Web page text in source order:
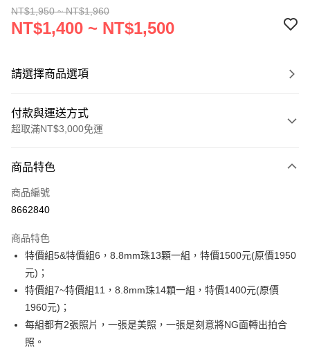
NT$1,950 ~ NT$1,960
NT$1,400 ~ NT$1,500
請選擇商品選項
付款與運送方式
超取滿NT$3,000免運
信用卡一次付款
超商取貨付款
Apple Pay
街口支付
悠遊付
ATM付款
商品特色
商品編號
8662840
商品特色
特價組5&特價組6，8.8mm珠13顆一組，特價1500元(原價1950
元)；
特價組7~特價組11，8.8mm珠14顆一組，特價1400元(原價
1960元)；
每組都有2張照片，一張是美照，一張是刻意將NG面轉出拍合
照。